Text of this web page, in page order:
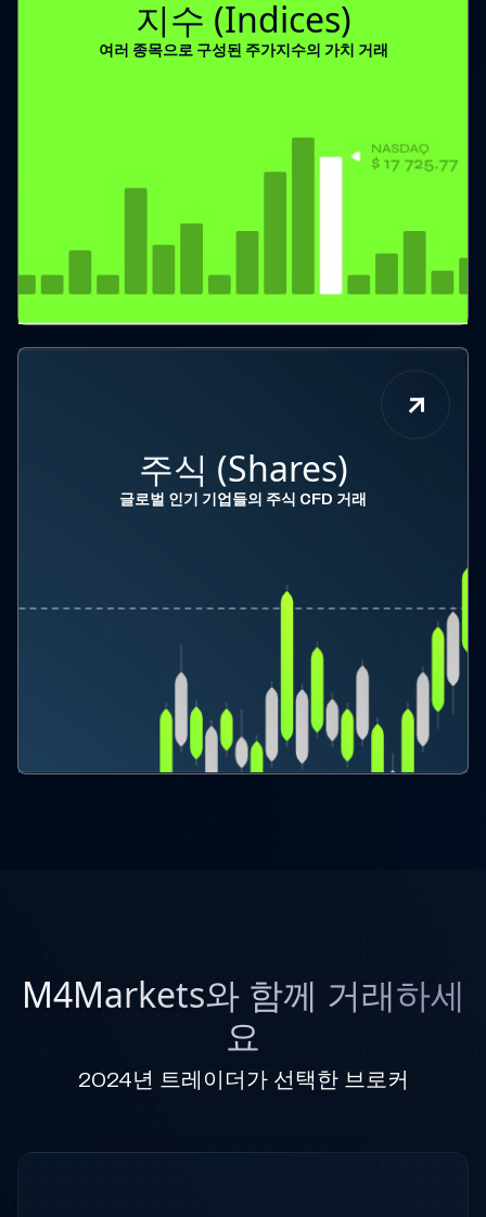
지수 (Indices)
여러 종목으로 구성된 주가지수의 가치 거래
주식 (Shares)
글로벌 인기 기업들의 주식 CFD 거래
M4Markets와 함께 거래하세
요
2024년 트레이더가 선택한 브로커